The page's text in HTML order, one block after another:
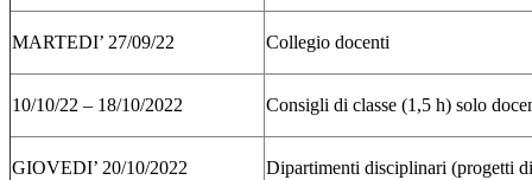
MARTEDI’ 27/09/22 Collegio docenti
10/10/22 – 18/10/2022 Consigli di classe (1,5 h) solo
GIOVEDI’ 20/10/2022 Dipartimenti disciplinari (progetti